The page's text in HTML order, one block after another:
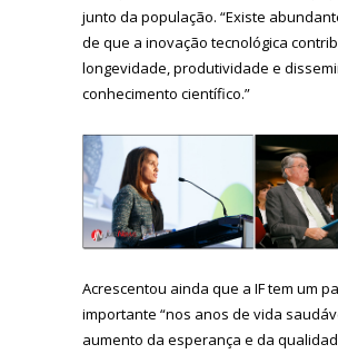
junto da população. “Existe
de que a inovação tecnológica
longevidade, produtividade e
conhecimento científico.”
Acrescentou ainda que a IF tem um
importante “nos anos de vida
aumento da esperança e da